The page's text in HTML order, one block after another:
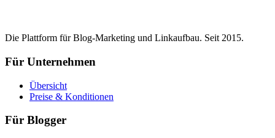
Die Plattform für Blog-Marketing und Linkaufbau. Seit 2015.
Für Unternehmen
Übersicht
Preise & Konditionen
Für Blogger